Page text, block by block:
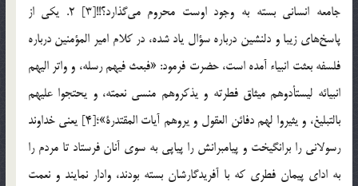
جامعه انساني بسته به وجود اوست محروم مي‌گذارد؟!![3] 2. يكي از
پاسخ‌هاي زيبا و دلنشين درباره سؤال ياد شده، در كلام امير المؤمنين درباره
فلسفه بعثت انبياء آمده است، حضرت فرمود: «فبعث فيهم رسله، و واتر اليهم
انبيائه ليستأدوهم ميثاق فطرته و يذكروهم منسي نعمته، و يحتجوا عليهم
بالتبليغ، و يثيروا لهم دفائن العقول و يروهم آيات المقتدرة»؛[4] يعني خداوند
رسولاني را برانگيخت و پيامبرانش را پياپي به سوي آنان فرستاد تا مردم را
به اداي پيمان فطري كه با آفريدگارشان بسته بودند، وادار نمايند و نعمت